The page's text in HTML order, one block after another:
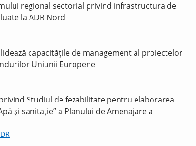
regional sectorial privind infrastructura de
la ADR Nord
capacitățile de management al proiectelor
Uniunii Europene
Studiul de fezabilitate pentru elaborarea
și sanitație” a Planului de Amenajare a